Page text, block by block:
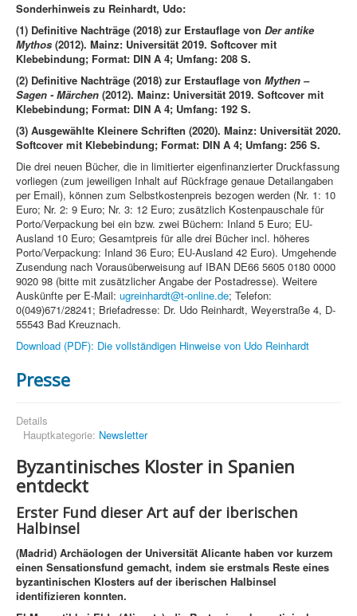
Sonderhinweis zu Reinhardt, Udo:
(1) Definitive Nachträge (2018) zur Erstauflage von Der antike
Mythos (2012). Mainz: Universität 2019. Softcover mit
Klebebindung; Format: DIN A 4; Umfang: 208 S.
(2) Definitive Nachträge (2018) zur Erstauflage von Mythen –
Sagen - Märchen (2012). Mainz: Universität 2019. Softcover mit
Klebebindung; Format: DIN A 4; Umfang: 192 S.
(3) Ausgewählte Kleinere Schriften (2020). Mainz: Universität 2020.
Softcover mit Klebebindung; Format: DIN A 4; Umfang: 256 S.
Die drei neuen Bücher, die in limitierter eigenfinanzierter Druckfassung
vorliegen (zum jeweiligen Inhalt auf Rückfrage genaue Detailangaben
per Email), können zum Selbstkostenpreis bezogen werden (Nr. 1: 10
Euro; Nr. 2: 9 Euro; Nr. 3: 12 Euro; zusätzlich Kostenpauschale für
Porto/Verpackung bei ein bzw. zwei Büchern: Inland 5 Euro; EU-
Ausland 10 Euro; Gesamtpreis für alle drei Bücher incl. höheres
Porto/Verpackung: Inland 36 Euro; EU-Ausland 42 Euro). Umgehende
Zusendung nach Vorausüberweisung auf IBAN DE66 5605 0180 0000
9020 98 (bitte mit zusätzlicher Angabe der Postadresse). Weitere
Auskünfte per E-Mail: ugreinhardt@t-online.de; Telefon:
0(049)671/28241; Briefadresse: Dr. Udo Reinhardt, Weyerstraße 4, D-
55543 Bad Kreuznach.
Download (PDF): Die vollständigen Hinweise von Udo Reinhardt
Presse
Details
Hauptkategorie: Newsletter
Byzantinisches Kloster in Spanien
entdeckt
Erster Fund dieser Art auf der iberischen
Halbinsel
(Madrid) Archäologen der Universität Alicante haben vor kurzem
einen Sensationsfund gemacht, indem sie erstmals Reste eines
byzantinischen Klosters auf der iberischen Halbinsel
identifizieren konnten.